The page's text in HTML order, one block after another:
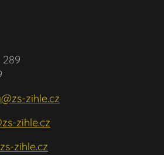
289
zihle.cz
zihle.cz
zihle.cz